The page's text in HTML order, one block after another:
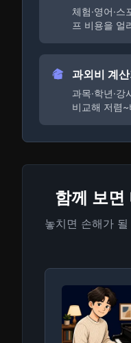
체험·영어·
프 비용을 얼
과외비 계산
과목·학년·
비교해 저렴
함께 보면
놓치면 손해가